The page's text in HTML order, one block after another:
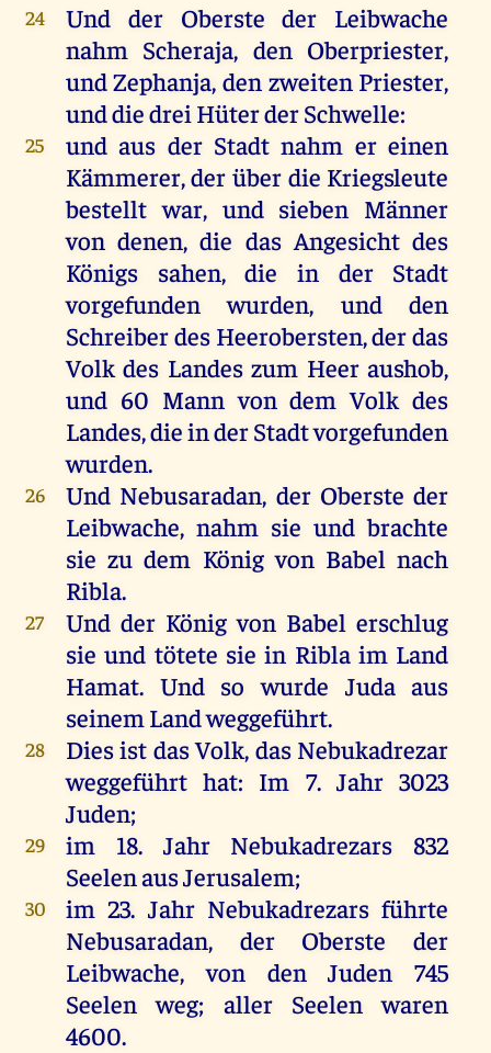
24 Und der Oberste der Leibwache
nahm Scheraja, denOberpriester,
undZephanja, den zweiten Priester,
unddiedrei HüterderSchwelle:
25 und aus der Stadt nahm er einen
Kämmerer,der über die Kriegsleute
bestellt war, und sieben Männer
von denen,die das Angesicht des
Königs
sahen,die in der
Stadt
vorgefundenwurden, und
den
SchreiberdesHeerobersten,derdas
Volk des Landes zum Heer aushob,
und60 Mann von dem Volk des
Landes,dieinderStadtvorgefunden
wurden.
26 Und Nebusaradan, der Oberste der
Leibwache, nahm sie und brachte
sie zu dem König von Babel nach
Ribla.
27 Und der König von Babel erschlug
sie und tötete sie in Ribla im Land
Hamat. Und so wurde Juda aus
seinem Landweggeführt.
28 Diesist dasVolk, dasNebukadrezar
weggeführt hat: Im 7. Jahr3023
Juden;
29 im 18. JahrNebukadrezars 832
SeelenausJerusalem;
30 im 23. JahrNebukadrezarsführte
Nebusaradan, der Oberste
der
Leibwache,von den Juden 745
Seelen weg; aller Seelen waren
4600.